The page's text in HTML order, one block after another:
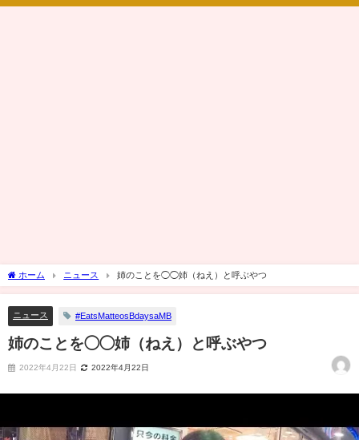
ホーム ニュース 姉のことを◯◯姉（ねえ）と呼ぶやつ
ニュース #EatsMatteosBdaysaMB
姉のことを◯◯姉（ねえ）と呼ぶやつ
2022年4月22日 2022年4月22日